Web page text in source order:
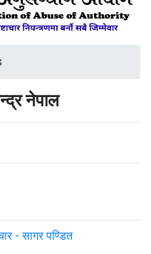
नेपाल
- सागर पण्डित